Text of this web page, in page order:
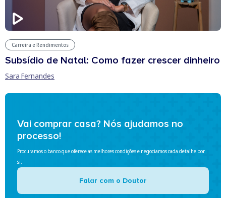
Carreira e Rendimentos
Subsídio de Natal: Como fazer crescer dinheiro
Sara Fernandes
Vai comprar casa? Nós ajudamos no
processo!
Procuramos o banco que oferece as melhores condições e negociamos cada detalhe por
si.
Falar com o Doutor